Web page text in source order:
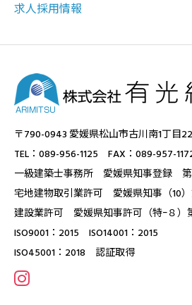
求人採用情報
〒790-0943 愛媛県松山市古川南1丁目
TEL：089-956-1125 FAX：089-957-
一級建築士事務所 愛媛県知事登録 第
宅地建物取引業許可 愛媛県知事（10
建設業許可 愛媛県知事許可（特ｰ８）
ISO9001：2015 ISO14001：2015
ISO45001：2018 認証取得